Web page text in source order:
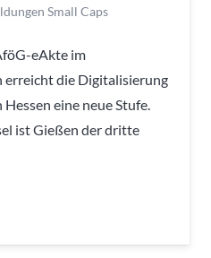
Small Caps
eAkte im
erreicht die Digitalisierung
eine neue Stufe.
ist Gießen der dritte